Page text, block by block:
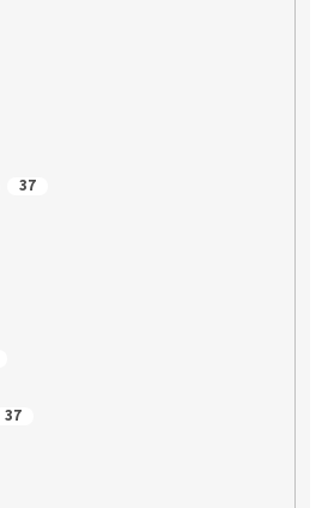
37
37